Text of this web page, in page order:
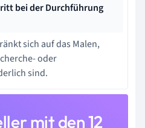
bei der Durchführung
sich auf das Malen,
oder
sind.
mit den 12